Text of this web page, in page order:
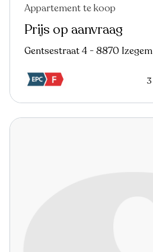
Appartement te koop
Prijs op aanvraag
Gentsestraat 4 - 8870 Izegem
3